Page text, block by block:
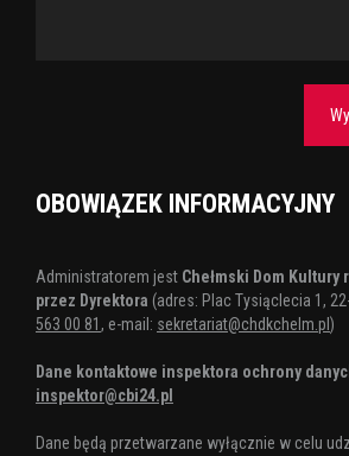
OBOWIĄZEK INFORMACYJNY
Administratorem jest Chełmski Dom Kultury
przez Dyrektora (adres: Plac Tysiąclecia 1,
563 00 81 , e-mail: sekretariat@chdkchelm.pl )
Dane kontaktowe inspektora ochrony
inspektor@cbi24.pl
Dane będą przetwarzane wyłącznie w celu